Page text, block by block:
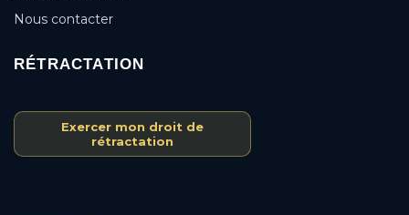
Nous contacter
RÉTRACTATION
Exercer mon droit de
rétractation